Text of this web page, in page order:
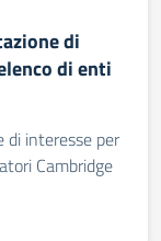
di
di enti
di interesse per
Cambridge